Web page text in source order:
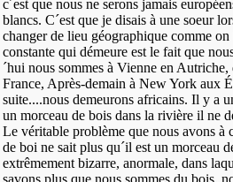
c´est que nous ne serons jamais
blancs. C´est que je disais à une soeur
changer de lieu géographique comme
constante qui démeure est le fait que
´hui nous sommes à Vienne en Autriche,
France, Après-demain à New York aux
suite....nous demeurons africains. Il y a
un morceau de bois dans la rivière il ne
Le véritable problème que nous avons à
de boi ne sait plus qu´il est un morceau
extrêmement bizarre, anormale, dans
savons plus que nous sommes du bois,